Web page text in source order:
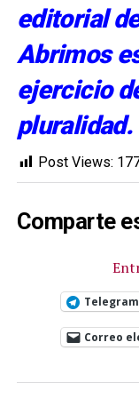
editorial
Abrimos
ejercicio
pluralidad.
Post Views:
Comparte
Telegram
Correo